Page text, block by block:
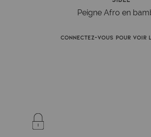
Peigne Afro en
Connectez-vous pour